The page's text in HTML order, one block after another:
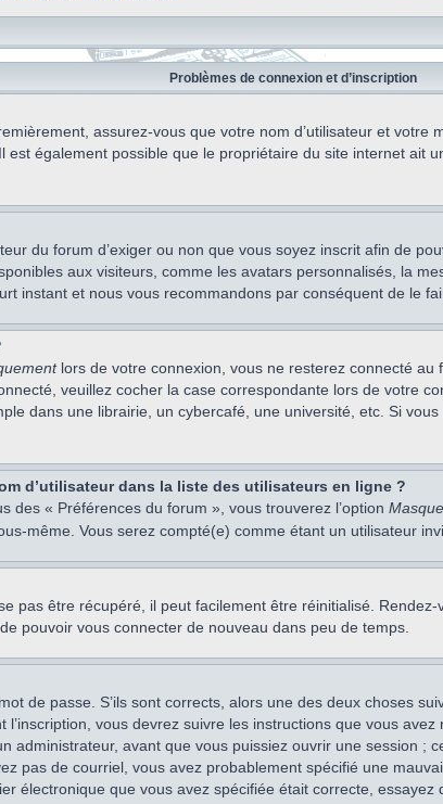
Problèmes de connexion et d’inscription
assurez-vous que votre nom d’utilisateur et votre
également possible que le propriétaire du site internet ait
du forum d’exiger ou non que vous soyez inscrit afin de
aux visiteurs, comme les avatars personnalisés, la
instant et nous vous recommandons par conséquent de le
lors de votre connexion, vous ne resterez connecté au
veuillez cocher la case correspondante lors de votre
dans une librairie, un cybercafé, une université, etc. Si
d’utilisateur dans la liste des utilisateurs en ligne ?
des « Préférences du forum », vous trouverez l’option
même. Vous serez compté(e) comme étant un utilisateur
pas être récupéré, il peut facilement être réinitialisé.
pouvoir vous connecter de nouveau dans peu de temps.
de passe. S’ils sont corrects, alors une des deux choses
vous devrez suivre les instructions que vous
administrateur, avant que vous puissiez ouvrir une session ;
pas de courriel, vous avez probablement spécifié une
électronique que vous avez spécifiée était correcte, essayez